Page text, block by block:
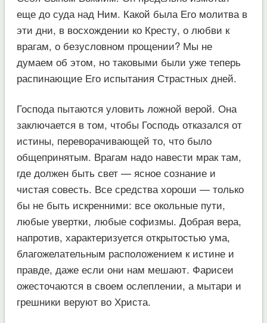
еще до суда над Ним. Какой была Его молитва в
эти дни, в восхождении ко Кресту, о любви к
врагам, о безусловном прощении? Мы не
думаем об этом, но таковыми были уже теперь
распинающие Его испытания Страстных дней.
Господа пытаются уловить ложной верой. Она
заключается в том, чтобы Господь отказался от
истины, переворачивающей то, что было
общепринятым. Врагам надо навести мрак там,
где должен быть свет — ясное сознание и
чистая совесть. Все средства хороши — только
бы не быть искренними: все окольные пути,
любые увертки, любые софизмы. Добрая вера,
напротив, характеризуется открытостью ума,
благожелательным расположением к истине и
правде, даже если они нам мешают. Фарисеи
ожесточаются в своем ослеплении, а мытари и
грешники веруют во Христа.